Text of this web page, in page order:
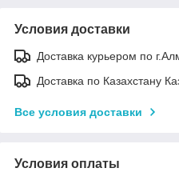
Условия доставки
Доставка курьером по
Доставка по Казахстану
Все условия доставки
Условия оплаты